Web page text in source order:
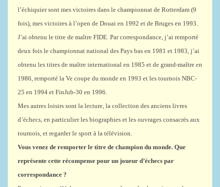
l’échiquier sont mes victoires dans le championnat de Rotterdam (9
fois), mes victoires à l’open de Douai en 1992 et de Bruges en 1993.
J’ai obtenu le titre de maître FIDE. Par correspondance, j’ai remporté
deux fois le championnat national des Pays bas en 1981 et 1983, j’ai
obtenu les titres de maître international en 1985 et de grand-maître en
1986, remporté la Ve coupe du monde en 1993 et les tournois NBC-
25 en 1994 et FinJub-30 en 1996.
Mes autres loisirs sont la lecture, la collection des anciens livres
d’échecs, en particulier les biographies et les ouvrages consacrés aux
tournois, et regarder le sport à la télévision.
Vous venez de remporter le titre de champion du monde. Que
représente cette récompense pour un joueur d’échecs par
correspondance ?